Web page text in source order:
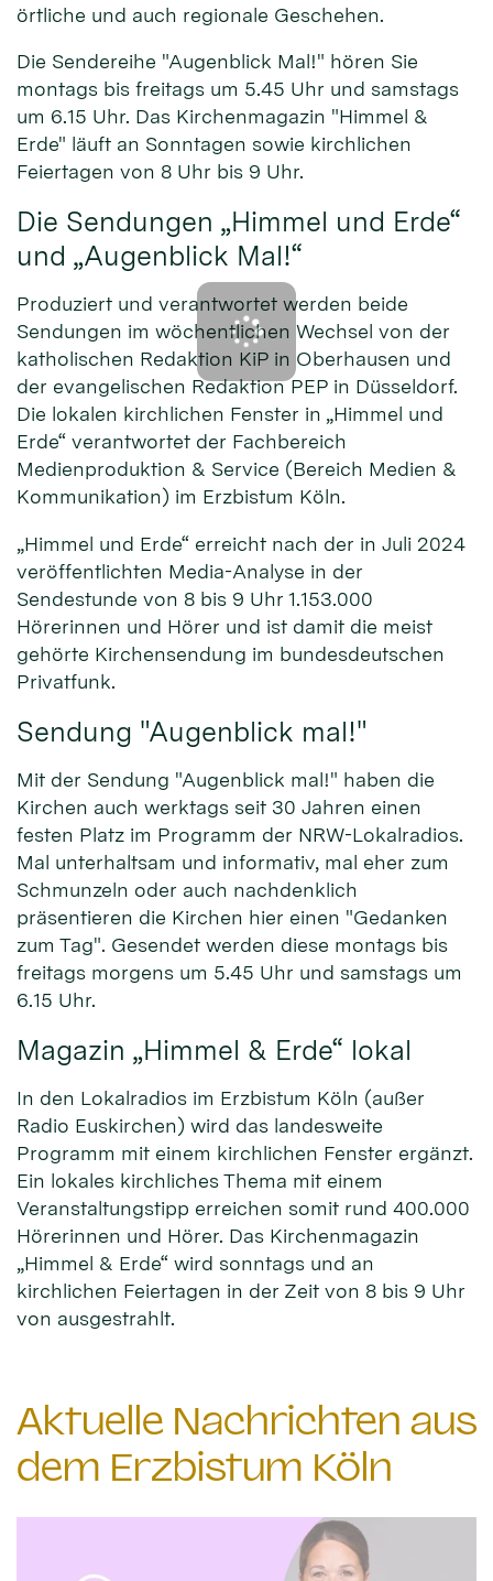
örtliche und auch regionale Geschehen.
Die Sendereihe "Augenblick Mal!" hören Sie
montags bis freitags um 5.45 Uhr und samstags
um 6.15 Uhr. Das Kirchenmagazin "Himmel &
Erde" läuft an Sonntagen sowie kirchlichen
Feiertagen von 8 Uhr bis 9 Uhr.
Die Sendungen „Himmel und Erde“
und „Augenblick Mal!“
Produziert und verantwortet werden beide
Sendungen im wöchentlichen Wechsel von der
katholischen Redaktion KiP in Oberhausen und
der evangelischen Redaktion PEP in Düsseldorf.
Die lokalen kirchlichen Fenster in „Himmel und
Erde“ verantwortet der Fachbereich
Medienproduktion & Service (Bereich Medien &
Kommunikation) im Erzbistum Köln.
„Himmel und Erde“ erreicht nach der in Juli 2024
veröffentlichten Media-Analyse in der
Sendestunde von 8 bis 9 Uhr 1.153.000
Hörerinnen und Hörer und ist damit die meist
gehörte Kirchensendung im bundesdeutschen
Privatfunk.
Sendung "Augenblick mal!"
Mit der Sendung "Augenblick mal!" haben die
Kirchen auch werktags seit 30 Jahren einen
festen Platz im Programm der NRW-Lokalradios.
Mal unterhaltsam und informativ, mal eher zum
Schmunzeln oder auch nachdenklich
präsentieren die Kirchen hier einen "Gedanken
zum Tag". Gesendet werden diese montags bis
freitags morgens um 5.45 Uhr und samstags um
6.15 Uhr.
Magazin „Himmel & Erde“ lokal
In den Lokalradios im Erzbistum Köln (außer
Radio Euskirchen) wird das landesweite
Programm mit einem kirchlichen Fenster ergänzt.
Ein lokales kirchliches Thema mit einem
Veranstaltungstipp erreichen somit rund 400.000
Hörerinnen und Hörer. Das Kirchenmagazin
„Himmel & Erde“ wird sonntags und an
kirchlichen Feiertagen in der Zeit von 8 bis 9 Uhr
von ausgestrahlt.
Aktuelle Nachrichten aus
dem Erzbistum Köln